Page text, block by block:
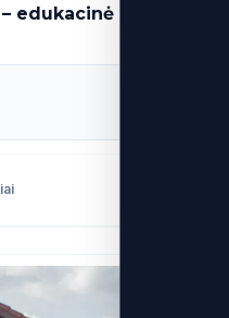
edukacinė